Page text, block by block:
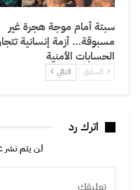
سبتة أمام موجة هجرة غير
مسبوقة… أزمة إنسانية
الحسابات الأمنية
السابق التالي
اترك رد
لن يتم نشر